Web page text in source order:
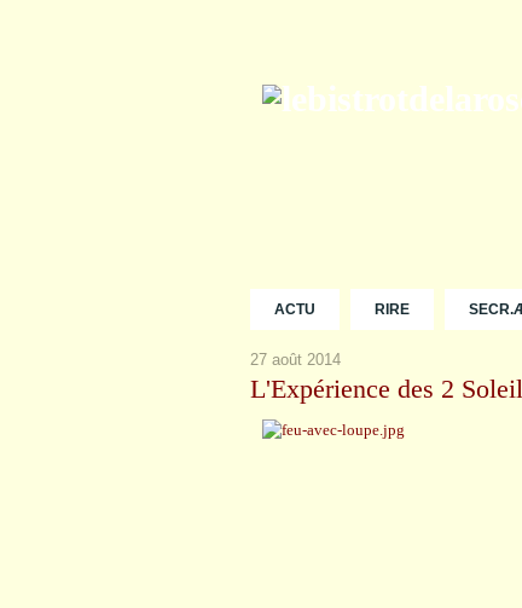
ACTU RIRE
27 août 2014
L'Expérience des 2